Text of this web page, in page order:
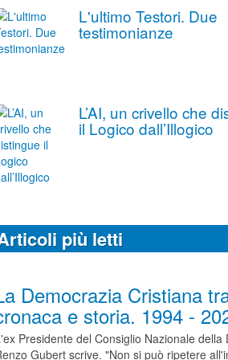
L'ultimo Testori. Due
testimonianze
L’AI, un crivello che
il Logico dall’Illogico
più letti
Democrazia Cristiana
e storia. 1994 -
Presidente del Consiglio Nazionale della
Gubert scrive. "Non si può ripetere